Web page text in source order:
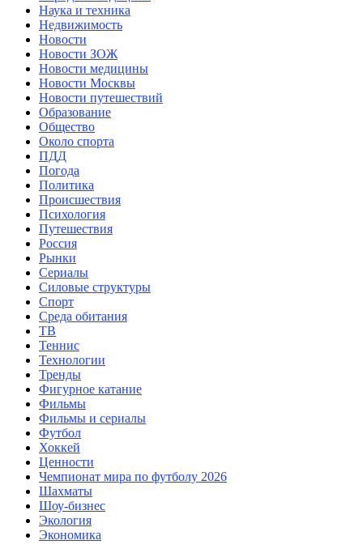
Наука и техника
Недвижимость
Новости
Новости ЗОЖ
Новости медицины
Новости Москвы
Новости путешествий
Образование
Общество
Около спорта
ПДД
Погода
Политика
Происшествия
Психология
Путешествия
Россия
Рынки
Сериалы
Силовые структуры
Спорт
Среда обитания
ТВ
Теннис
Технологии
Тренды
Фигурное катание
Фильмы
Фильмы и сериалы
Футбол
Хоккей
Ценности
Чемпионат мира по футболу 2026
Шахматы
Шоу-бизнес
Экология
Экономика